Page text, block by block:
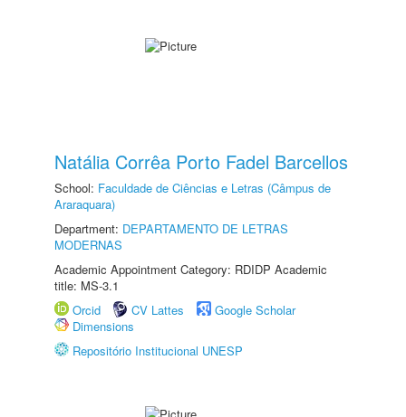
Natália Corrêa Porto Fadel Barcellos
School: Faculdade de Ciências e Letras (Câmpus de
Araraquara)
Department: DEPARTAMENTO DE LETRAS
MODERNAS
Academic Appointment Category: RDIDP Academic
title: MS-3.1
Orcid
CV Lattes
Google Scholar
Dimensions
Repositório Institucional UNESP